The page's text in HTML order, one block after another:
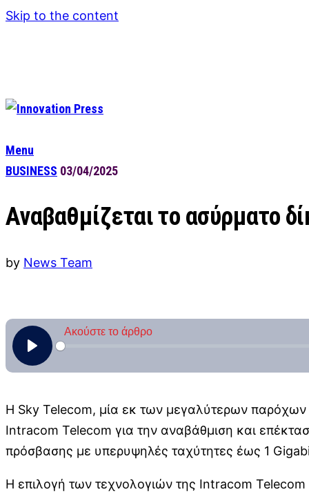
Skip to the content
Menu
BUSINESS 03/04/2025
Αναβαθμίζεται το ασύρματο
by News Team
Η Sky Telecom, μία εκ των μεγαλύτερων
Intracom Telecom για την αναβάθμιση και
πρόσβασης με υπερυψηλές ταχύτητες έως 1
Η επιλογή των τεχνολογιών της Intracom Telecom